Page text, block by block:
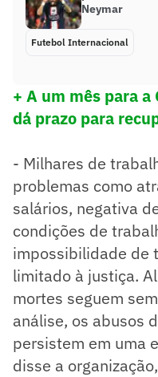
Neymar
Futebol Internacional
+ A um mês para a
dá prazo para
- Milhares de
problemas como
salários, negativa
condições de
impossibilidade de
limitado à justiça.
mortes seguem
análise, os abusos
persistem em uma
disse a